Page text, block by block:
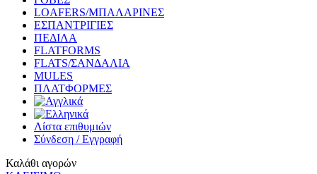
LOAFERS/ΜΠΑΛΑΡΙΝΕΣ
ΕΣΠΑΝΤΡΙΓΙΕΣ
ΠΕΔΙΛΑ
FLATFORMS
FLATS/ΣΑΝΔΑΛΙΑ
MULES
ΠΛΑΤΦΟΡΜΕΣ
Λίστα επιθυμιών
Σύνδεση / Εγγραφή
Καλάθι αγορών